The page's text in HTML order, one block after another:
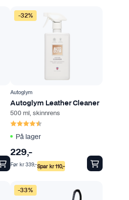
-32%
Autoglym
Autoglym Leather Cleaner
500 ml, skinnrens
Karakter:
På lager
229,-
Spar kr110,-
Før kr339,-
-33%